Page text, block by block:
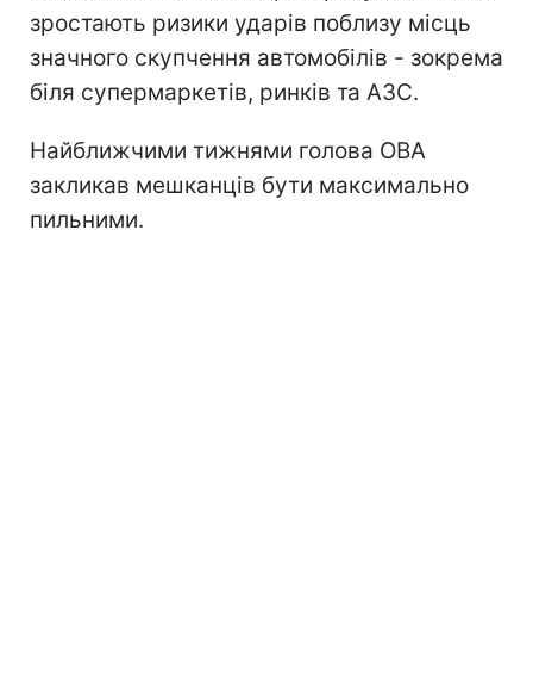
зростають ризики ударів поблизу місць
значного скупчення автомобілів - зокрема
біля супермаркетів, ринків та АЗС.
Найближчими тижнями голова ОВА
закликав мешканців бути максимально
пильними.